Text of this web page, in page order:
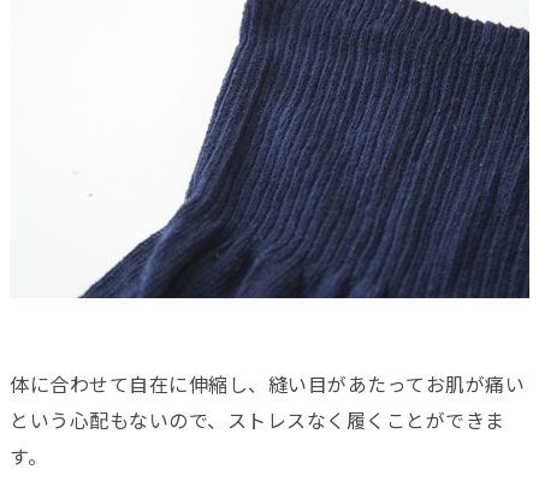
体に合わせて自在に伸縮し、縫い目があたってお肌が痛い
という心配もないので、ストレスなく履くことができま
す。